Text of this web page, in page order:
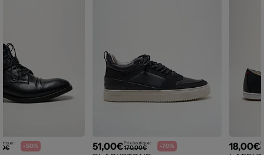
: -50% 51,00€Prix boutique :
170,00€ -70% 18,00€